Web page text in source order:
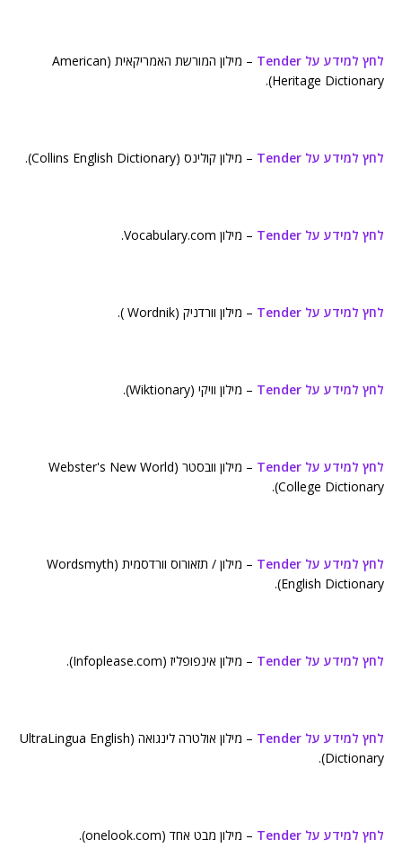
לחץ למידע על Tender
– מילון המורשת האמריקאית (American
Heritage Dictionary).
לחץ למידע על Tender – מילון קולינס (Collins English Dictionary).
לחץ למידע על Tender – מילון Vocabulary.com.
לחץ למידע על Tender – מילון וורדניק (Wordnik ).
לחץ למידע על Tender – מילון וויקי (Wiktionary).
לחץ למידע על Tender
– מילון וובסטר (Webster's New World
College Dictionary).
לחץ למידע על Tender
– מילון / תזאורוס וורדסמית (Wordsmyth
English Dictionary).
לחץ למידע על Tender – מילון אינפופליז (Infoplease.com).
לחץ למידע על Tender
– מילון אולטרה לינגואה (UltraLingua English
Dictionary).
לחץ למידע על Tender – מילון מבט אחד (onelook.com).